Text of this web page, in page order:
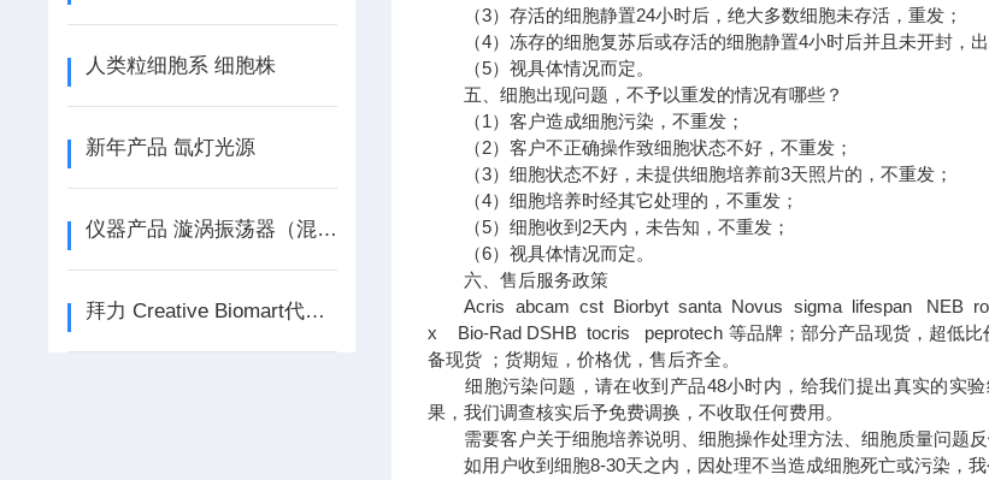
人类粒细胞系 细胞株
新年产品 氙灯光源
仪器产品 漩涡振荡器（混合器）
拜力 Creative Biomart代理品牌
（3）存活的细胞静置24小时后，绝大多数细胞未存活，重发；
（4）冻存的细胞复苏后或存活的细胞静置4小时后并且未开封，出
（5）视具体情况而定。
五、细胞出现问题，不予以重发的情况有哪些？
（1）客户造成细胞污染，不重发；
（2）客户不正确操作致细胞状态不好，不重发；
（3）细胞状态不好，未提供细胞培养前3天照片的，不重发；
（4）细胞培养时经其它处理的，不重发；
（5）细胞收到2天内，未告知，不重发；
（6）视具体情况而定。
六、售后服务政策
Acris abcam cst Biorbyt santa Novus sigma lifespan NEB
x Bio-Rad DSHB tocris peprotech 等品牌；部分产品现货，超低
备现货 ；货期短，价格优，售后齐全。
细胞污染问题，请在收到产品48小时内，给我们提出真实的实验
果，我们调查核实后予免费调换，不收取任何费用。
需要客户关于细胞培养说明、细胞操作处理方法、细胞质量问题反
如用户收到细胞8-30天之内，因处理不当造成细胞死亡或污染，我